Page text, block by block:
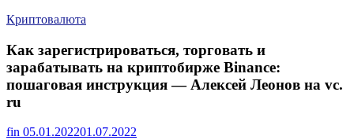
Криптовалюта
Как зарегистрироваться, торговать и
зарабатывать на криптобирже Binance:
пошаговая инструкция — Алексей Леонов на vc.
ru
fin 05.01.202201.07.2022